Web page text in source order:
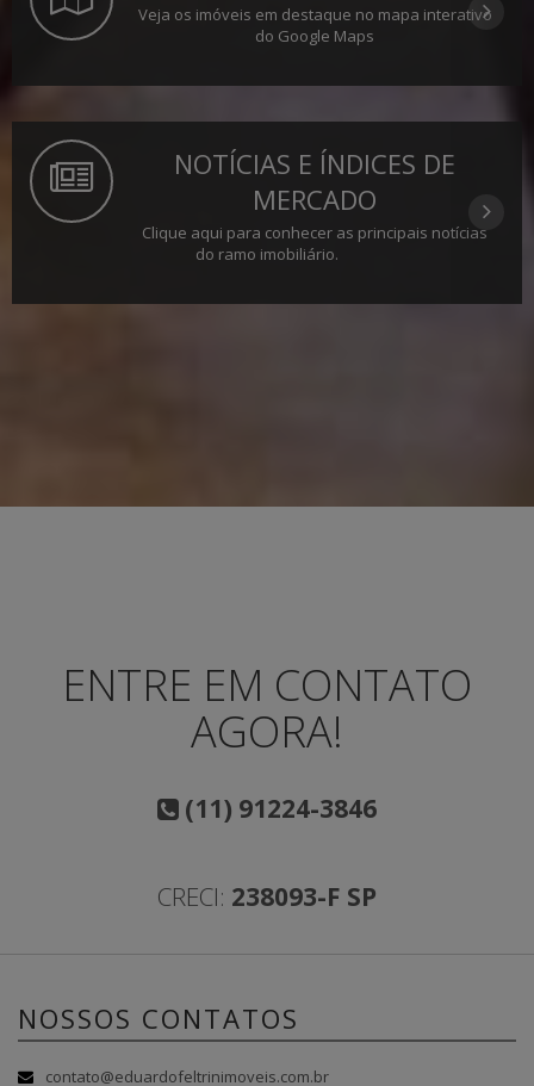
Veja os imóveis em destaque no mapa interativo
do Google Maps
NOTÍCIAS E ÍNDICES DE
MERCADO
Clique aqui para conhecer as principais notícias
do ramo imobiliário.
ENTRE EM CONTATO
AGORA!
(11) 91224-3846
CRECI: 238093-F SP
NOSSOS CONTATOS
contato@eduardofeltrinimoveis.com.br